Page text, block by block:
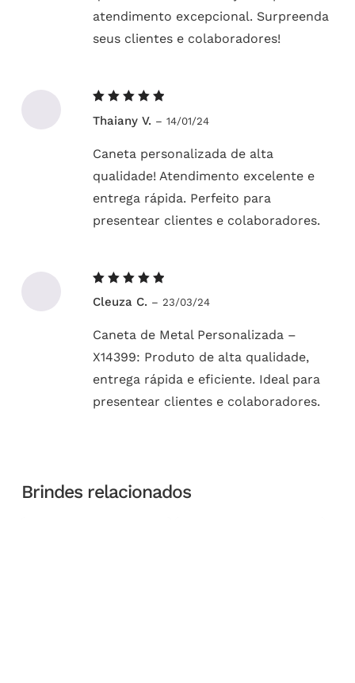
atendimento excepcional. Surpreenda
seus clientes e colaboradores!
5de 5
Thaiany V. – 14/01/24
Caneta personalizada de alta
qualidade! Atendimento excelente e
entrega rápida. Perfeito para
presentear clientes e colaboradores.
5de 5
Cleuza C. – 23/03/24
Caneta de Metal Personalizada –
X14399: Produto de alta qualidade,
entrega rápida e eficiente. Ideal para
presentear clientes e colaboradores.
Brindes relacionados